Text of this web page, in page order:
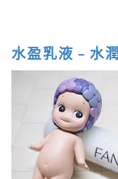
水盈乳液﹣水潤